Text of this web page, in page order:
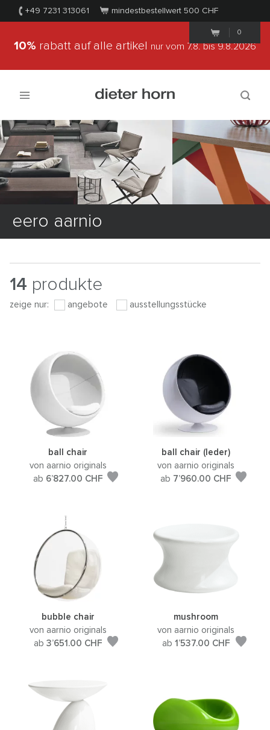
+49 7231 313061 mindestbestellwert 500 CHF
0
10% rabatt auf alle artikel nur vom 7.8.bis 9.8.2026
eero aarnio
14 produkte
zeige nur: angebote ausstellungsstücke
ball chair
von aarnio originals
ab 6’827.00 CHF
ball chair (leder)
von aarnio originals
ab 7’960.00 CHF
bubble chair
von aarnio originals
ab 3’651.00 CHF
mushroom
von aarnio originals
ab 1’537.00 CHF